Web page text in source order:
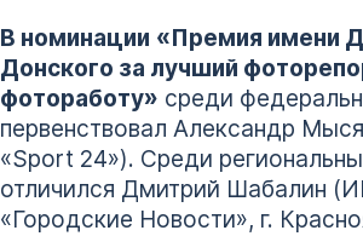
В номинации «Премия имени
Донского за лучший
фотоработу» среди
первенствовал Александр
«Sport 24»). Среди
отличился Дмитрий Шабалин
«Городские Новости», г.